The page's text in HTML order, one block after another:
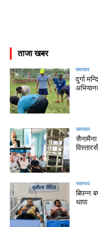
ताजा खबर
समाचार
दुर्गा
समाचार
स्वास्थ्य
बिपन्न
थापा